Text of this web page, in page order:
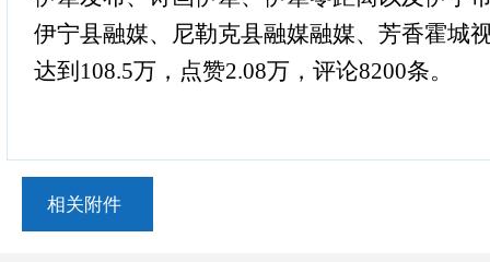
伊宁县融媒、尼勒克县融媒融媒、芳香霍城
达到108.5万，点赞2.08万，评论8200条。
相关附件